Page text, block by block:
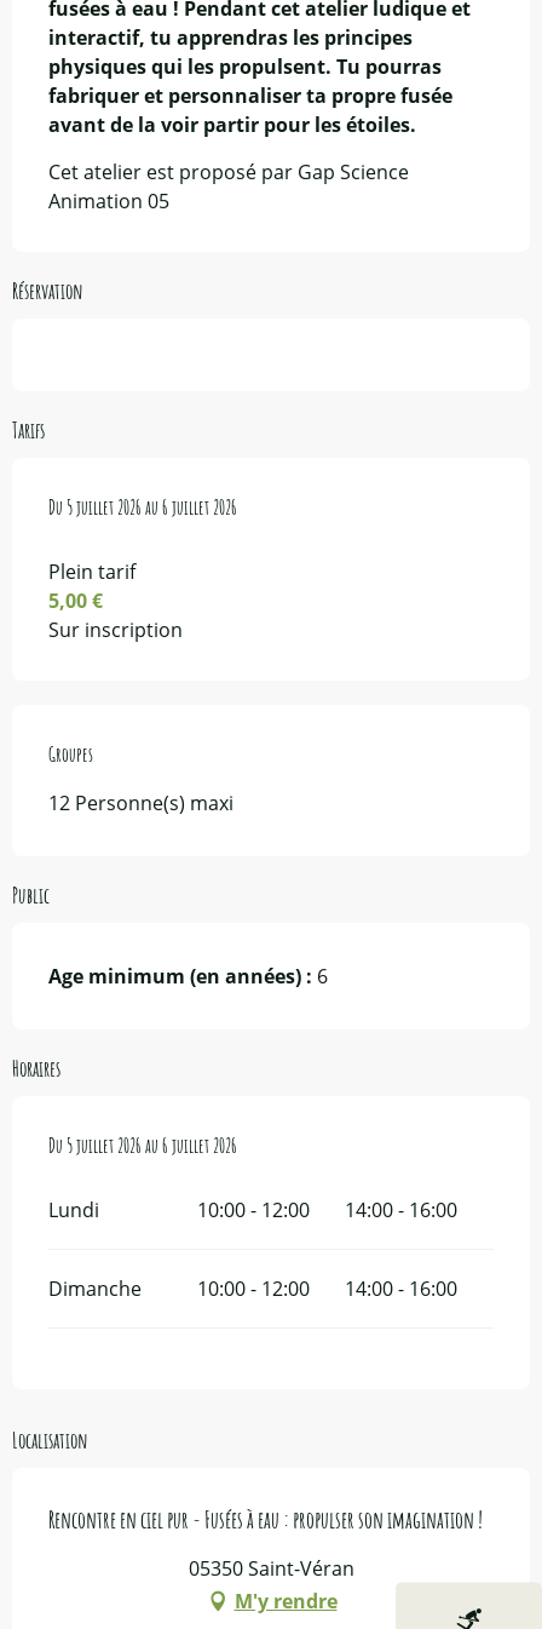
fusées à eau ! Pendant cet atelier ludique et
interactif, tu apprendras les principes
physiques qui les propulsent. Tu pourras
fabriquer et personnaliser ta propre fusée
avant de la voir partir pour les étoiles.
Cet atelier est proposé par Gap Science
Animation 05
Réservation
Tarifs
Du 5 juillet 2026 au 6 juillet 2026
Du 5 juillet 2026 au 6 juillet 2026
Plein tarif
5,00 €
Sur inscription
Groupes
Groupes
12 Personne(s) maxi
Public
Age minimum (en années) : 6
Horaires
Du 5 juillet 2026 au 6 juillet 2026
Du 5 juillet 2026 au 6 juillet 2026
Lundi 10:00 - 12:00 14:00 - 16:00
Dimanche 10:00 - 12:00 14:00 - 16:00
Localisation
Rencontre en ciel pur - Fusées à eau : propulser son imagination !
05350 Saint-Véran
M'y rendre